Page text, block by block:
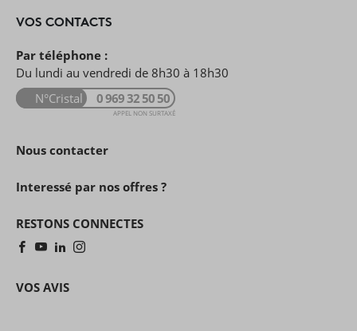
VOS CONTACTS
Par téléphone :
Du lundi au vendredi de 8h30 à 18h30
N°Cristal
0 969 32 50 50
APPEL NON SURTAXÉ
Nous contacter
Interessé par nos offres ?
RESTONS CONNECTES
VOS AVIS